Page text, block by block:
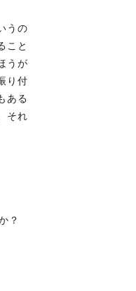
うの
こと
うが
り付
ある
それ
？